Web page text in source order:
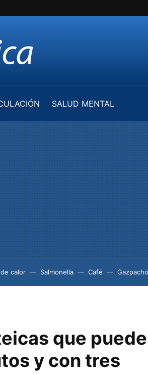
SALUD MENTAL
calor Salmonella Café Gazpacho
que
y con tres